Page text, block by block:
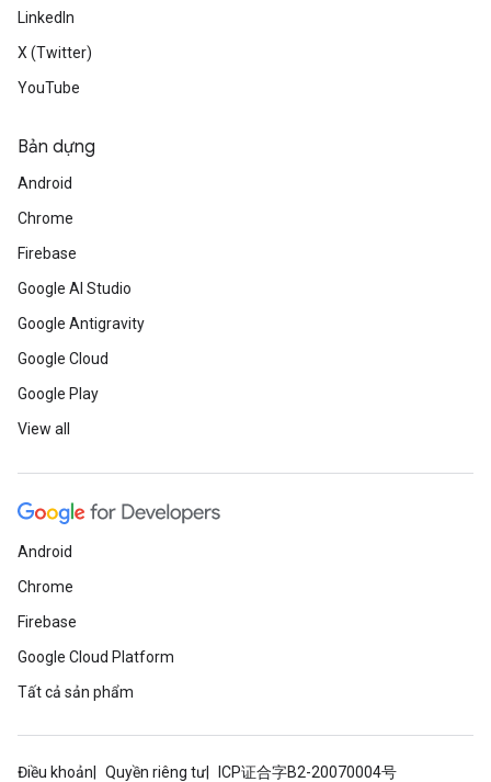
LinkedIn
X (Twitter)
YouTube
Bản dựng
Android
Chrome
Firebase
Google AI Studio
Google Antigravity
Google Cloud
Google Play
View all
Android
Chrome
Firebase
Google Cloud Platform
Tất cả sản phẩm
Điều khoản Quyền riêng tư ICP证合字B2-20070004号